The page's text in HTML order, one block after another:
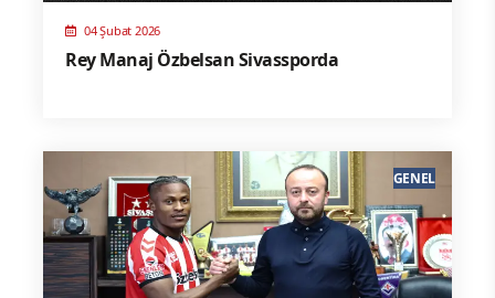
04 Şubat 2026
Rey Manaj Özbelsan Sivassporda
GENEL